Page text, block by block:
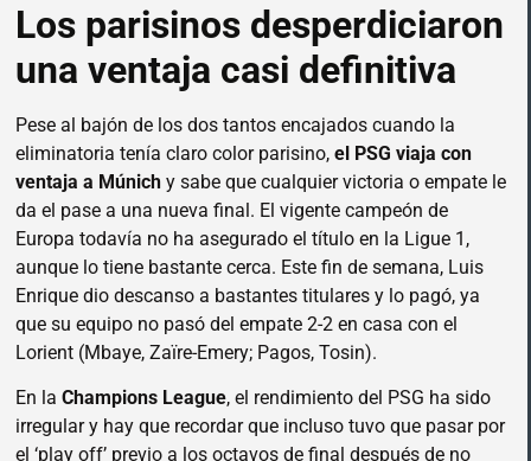
Los parisinos desperdiciaron
una ventaja casi definitiva
Pese al bajón de los dos tantos encajados cuando la
eliminatoria tenía claro color parisino, el PSG viaja con
ventaja a Múnich y sabe que cualquier victoria o empate le
da el pase a una nueva final. El vigente campeón de
Europa todavía no ha asegurado el título en la Ligue 1,
aunque lo tiene bastante cerca. Este fin de semana, Luis
Enrique dio descanso a bastantes titulares y lo pagó, ya
que su equipo no pasó del empate 2-2 en casa con el
Lorient (Mbaye, Zaïre-Emery; Pagos, Tosin).
En la Champions League, el rendimiento del PSG ha sido
irregular y hay que recordar que incluso tuvo que pasar por
el ‘play off’ previo a los octavos de final después de no